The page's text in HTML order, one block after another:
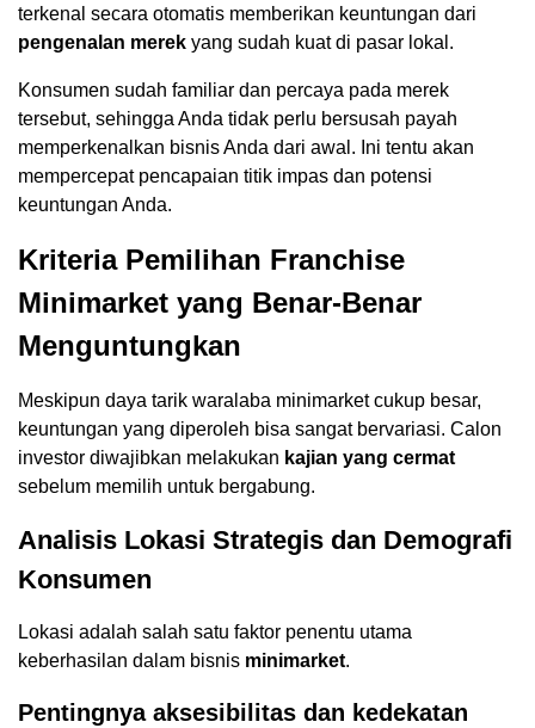
terkenal secara otomatis memberikan keuntungan dari
pengenalan merek yang sudah kuat di pasar lokal.
Konsumen sudah familiar dan percaya pada merek
tersebut, sehingga Anda tidak perlu bersusah payah
memperkenalkan bisnis Anda dari awal. Ini tentu akan
mempercepat pencapaian titik impas dan potensi
keuntungan Anda.
Kriteria Pemilihan Franchise
Minimarket yang Benar-Benar
Menguntungkan
Meskipun daya tarik waralaba minimarket cukup besar,
keuntungan yang diperoleh bisa sangat bervariasi. Calon
investor diwajibkan melakukan kajian yang cermat
sebelum memilih untuk bergabung.
Analisis Lokasi Strategis dan Demografi
Konsumen
Lokasi adalah salah satu faktor penentu utama
keberhasilan dalam bisnis minimarket.
Pentingnya aksesibilitas dan kedekatan